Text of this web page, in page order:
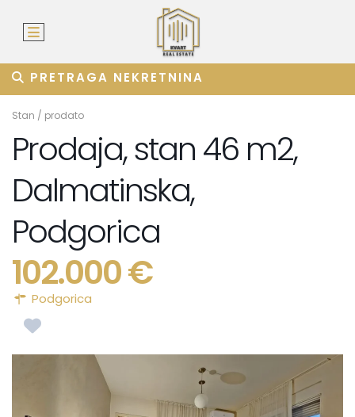
PRETRAGA NEKRETNINA
Stan / prodato
Prodaja, stan 46 m2,
Dalmatinska,
Podgorica
102.000 €
Podgorica